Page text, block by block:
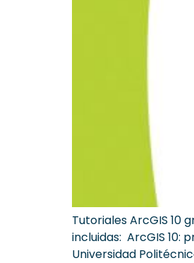
Tutoriales ArcGIS 10
incluidas: ArcGIS 10:
Universidad